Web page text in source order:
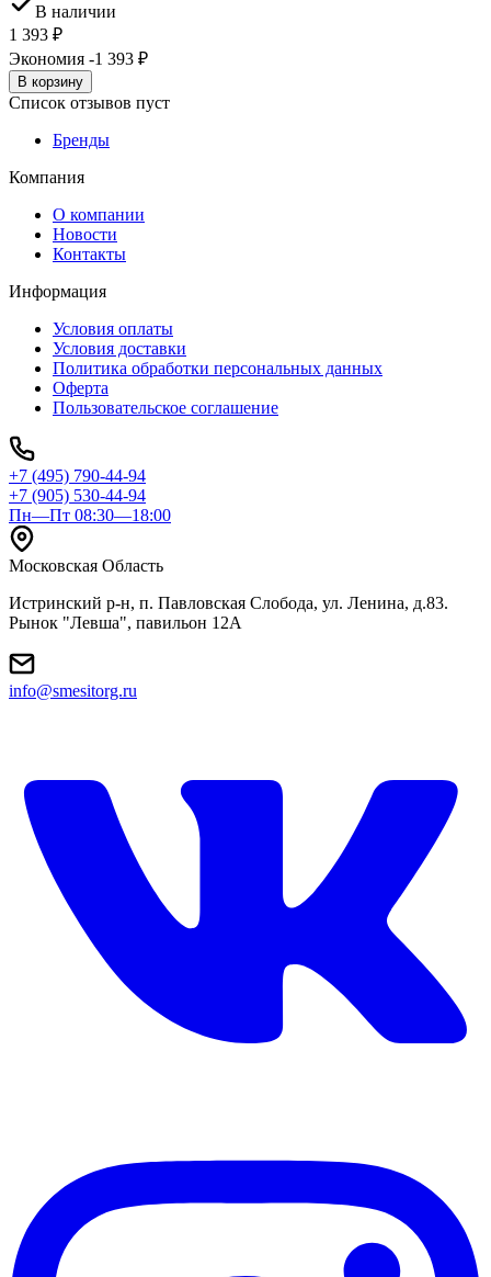
В наличии
1 393 ₽
Экономия -1 393 ₽
В корзину
Список отзывов пуст
Бренды
Компания
О компании
Новости
Контакты
Информация
Условия оплаты
Условия доставки
Политика обработки персональных данных
Оферта
Пользовательское соглашение
+7 (495) 790-44-94
+7 (905) 530-44-94
Пн—Пт 08:30—18:00
Московская Область
Истринский р-н, п. Павловская Слобода, ул. Ленина, д.83.
Рынок "Левша", павильон 12A
info@smesitorg.ru